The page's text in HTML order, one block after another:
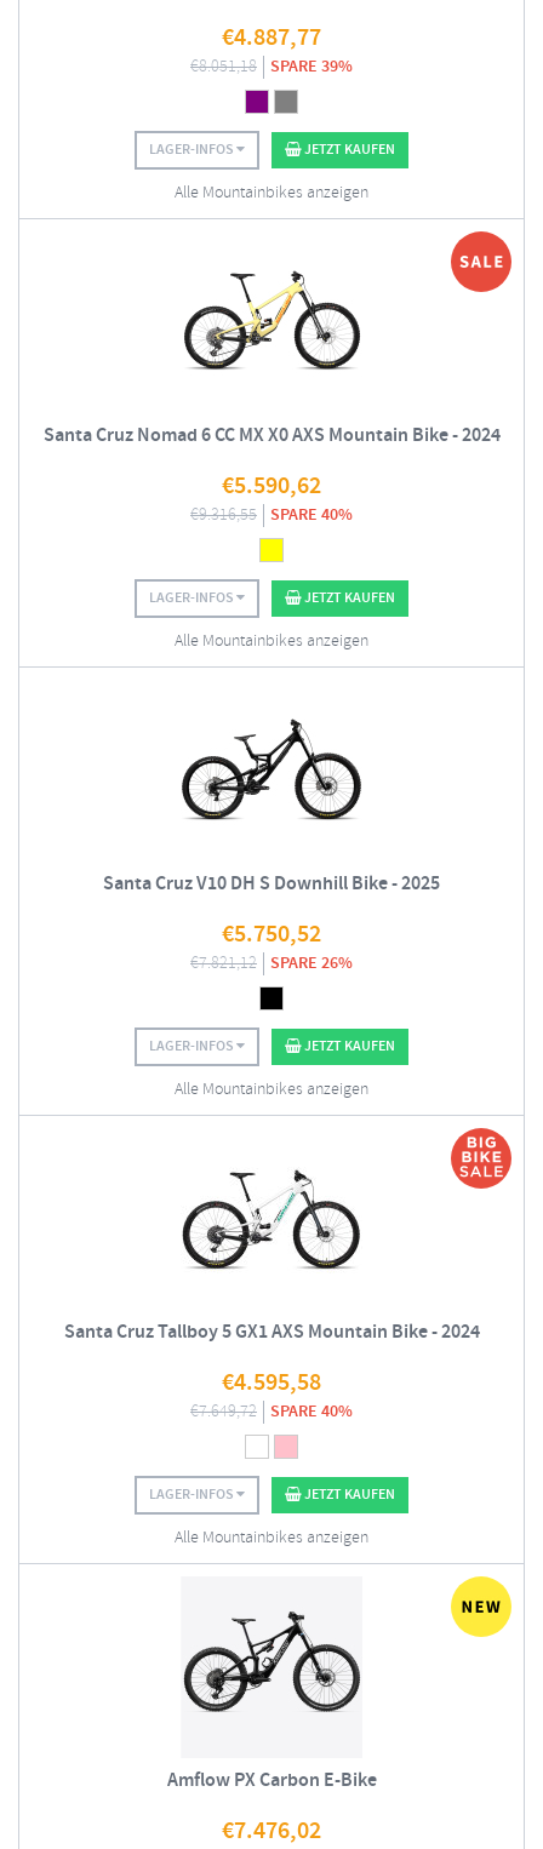
€4.887,77
€8.051,18 SPARE 39%
LAGER-INFOS JETZT KAUFEN
Alle Mountainbikes anzeigen
Santa Cruz Nomad 6 CC MX X0 AXS Mountain Bike - 2024
€5.590,62
€9.316,55 SPARE 40%
LAGER-INFOS JETZT KAUFEN
Alle Mountainbikes anzeigen
Santa Cruz V10 DH S Downhill Bike - 2025
€5.750,52
€7.821,12 SPARE 26%
LAGER-INFOS JETZT KAUFEN
Alle Mountainbikes anzeigen
Santa Cruz Tallboy 5 GX1 AXS Mountain Bike - 2024
€4.595,58
€7.649,72 SPARE 40%
LAGER-INFOS JETZT KAUFEN
Alle Mountainbikes anzeigen
Amflow PX Carbon E-Bike
€7.476,02